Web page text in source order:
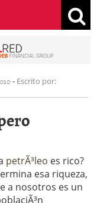
- Escrito por:
petrÃ³leo es rico?
esa riqueza,
a nosotros es un